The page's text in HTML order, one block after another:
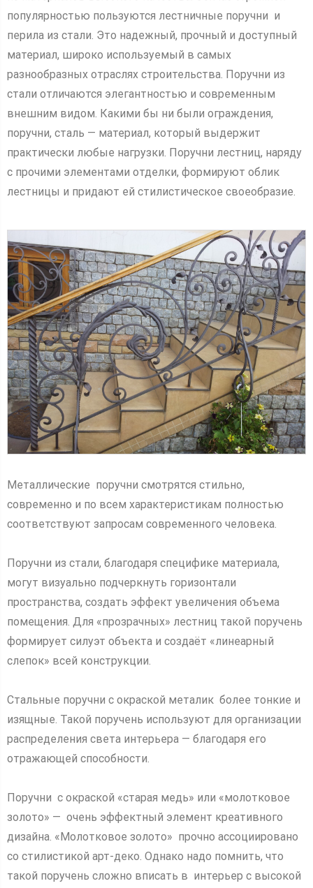
популярностью пользуются лестничные поручни и
перила из стали. Это надежный, прочный и доступный
материал, широко используемый в самых
разнообразных отраслях строительства. Поручни из
стали отличаются элегантностью и современным
внешним видом. Какими бы ни были ограждения,
поручни, сталь — материал, который выдержит
практически любые нагрузки. Поручни лестниц, наряду
с прочими элементами отделки, формируют облик
лестницы и придают ей стилистическое своеобразие.
Металлические поручни смотрятся стильно,
современно и по всем характеристикам полностью
соответствуют запросам современного человека.
Поручни из стали, благодаря специфике материала,
могут визуально подчеркнуть горизонтали
пространства, создать эффект увеличения объема
помещения. Для «прозрачных» лестниц такой поручень
формирует силуэт объекта и создаёт «линеарный
слепок» всей конструкции.
Стальные поручни с окраской металик более тонкие и
изящные. Такой поручень используют для организации
распределения света интерьера — благодаря его
отражающей способности.
Поручни с окраской «старая медь» или «молотковое
золото» — очень эффектный элемент креативного
дизайна. «Молотковое золото» прочно ассоциировано
со стилистикой арт-деко. Однако надо помнить, что
такой поручень сложно вписать в интерьер с высокой